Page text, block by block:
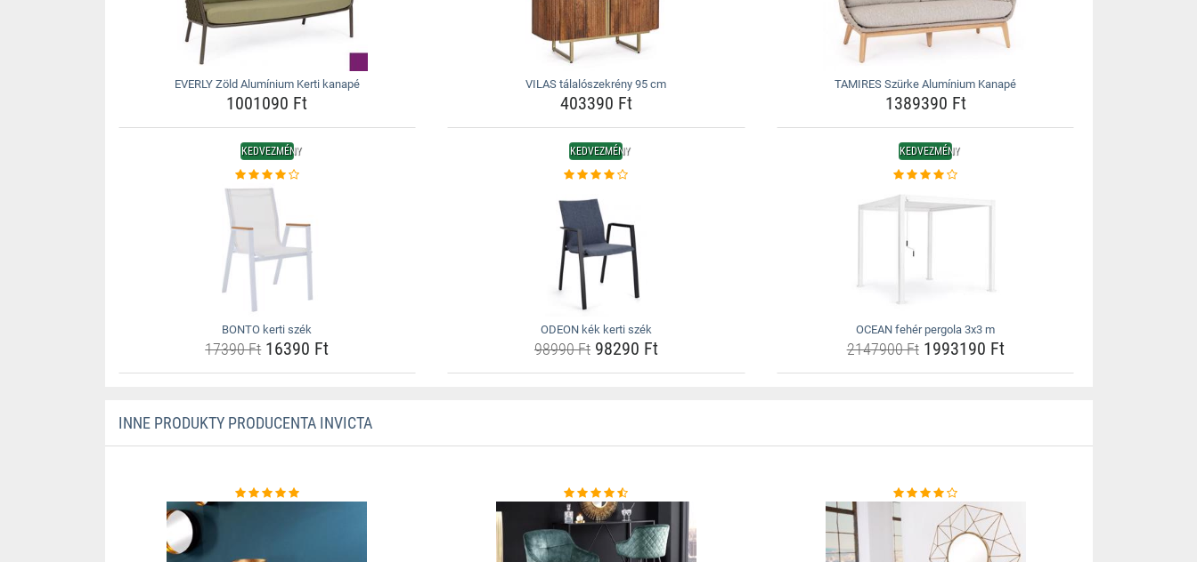
EVERLY Zöld Alumínium Kerti kanapé
1001090 Ft
VILAS tálalószekrény 95 cm
403390 Ft
TAMIRES Szürke Alumínium Kanapé
1389390 Ft
KEDVEZMÉNY
BONTO kerti szék
17390 Ft16390 Ft
KEDVEZMÉNY
ODEON kék kerti szék
98990 Ft98290 Ft
KEDVEZMÉNY
OCEAN fehér pergola 3x3 m
2147900 Ft1993190 Ft
INNE PRODUKTY PRODUCENTA INVICTA